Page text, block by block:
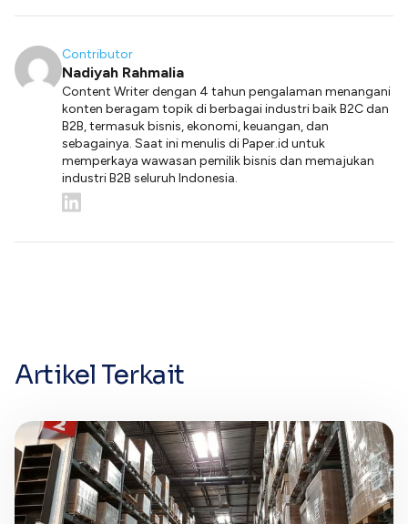
Contributor
Nadiyah Rahmalia
Content Writer dengan 4 tahun pengalaman menangani
konten beragam topik di berbagai industri baik B2C dan
B2B, termasuk bisnis, ekonomi, keuangan, dan
sebagainya. Saat ini menulis di Paper.id untuk
memperkaya wawasan pemilik bisnis dan memajukan
industri B2B seluruh Indonesia.
Artikel Terkait